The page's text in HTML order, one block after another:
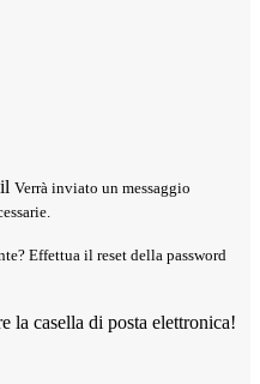
Verrà inviato un messaggio
Effettua il reset della password
la casella di posta elettronica!